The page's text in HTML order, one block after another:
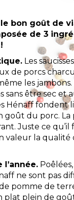
bon goût de
de 3
Les
de porcs
les
sans être sec et
Hénaff
goût du porc.
Juste ce qu’il
valeur la qualité
ne sont pas
pomme de
plat plein de